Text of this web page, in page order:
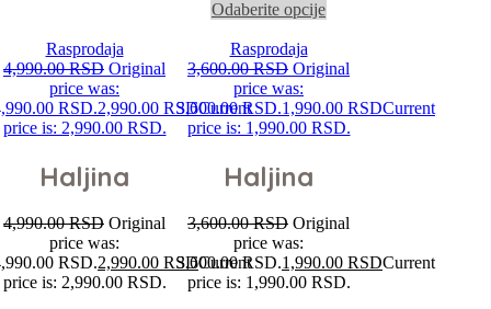
Odaberite opcije
Rasprodaja
4,990.00RSD Original
price was:
RSD.2,990.00 RSDCurrent
price is: 2,990.00 RSD.
Haljina
4,990.00RSD Original
price was:
RSD.2,990.00 RSDCurrent
price is: 2,990.00 RSD.
Rasprodaja
3,600.00RSD Original
price was:
3,600.00 RSD.1,990.00 RSDCurrent
price is: 1,990.00 RSD.
Haljina
3,600.00RSD Original
price was:
3,600.00 RSD.1,990.00 RSDCurrent
price is: 1,990.00 RSD.